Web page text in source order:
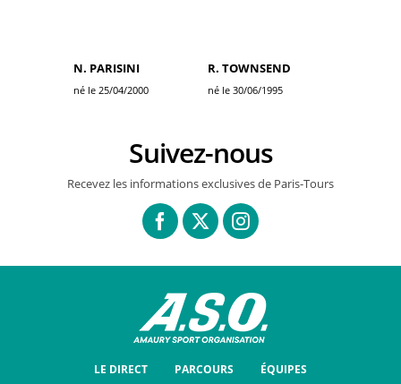
N. PARISINI
né le 25/04/2000
R. TOWNSEND
né le 30/06/1995
Suivez-nous
Recevez les informations exclusives de Paris-Tours
LE DIRECT PARCOURS
ÉQUIPES